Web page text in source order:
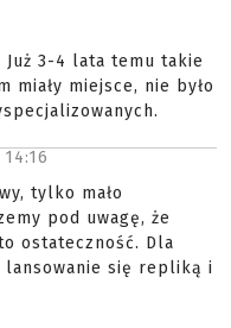
Już 3-4 lata temu takie
miejsce, nie było
14:16
tylko mało
pod uwagę, że
ostateczność. Dla
się repliką i